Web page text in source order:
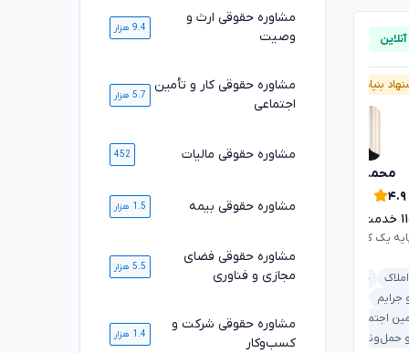
بنیاد وکلا
محمدرضا توکلی
۴.۹
خدمت ارائه شده موفق
یک کانون وکلای دادگستری
خانواده
جرایم
اجتماعی
حمل‌ونقل
پیشنهاد بنیاد وکلا
قرارداد و تعهدات
مشاوره حقوقی ارث و
وصیت
9.4 هزار
مشاوره حقوقی کار و تأمین
اجتماعی
5.7 هزار
مشاوره حقوقی مالیات 452
مشاوره حقوقی بیمه 1.5 هزار
مشاوره حقوقی فضای
مجازی و فناوری
5.5 هزار
مشاوره حقوقی شرکت و
کسب‌وکار
1.4 هزار